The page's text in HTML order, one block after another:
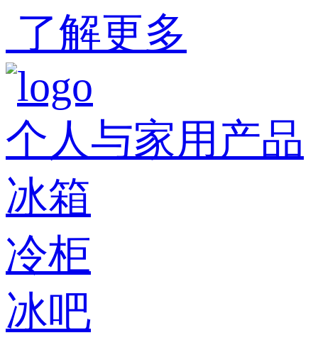
了解更多
个人与家用产品
冰箱
冷柜
冰吧